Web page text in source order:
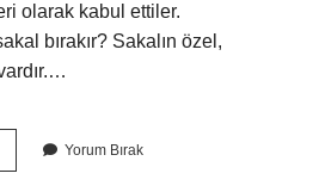
olarak kabul ettiler.
bırakır? Sakalın özel,
Yorum Bırak